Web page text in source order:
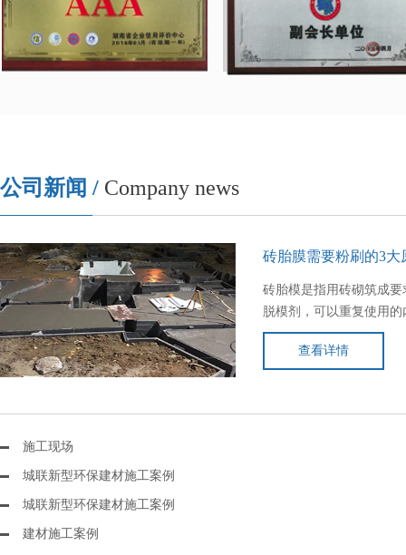
公司新闻 / Company news
砖胎膜需要粉刷的3大
砖胎模是指用砖砌筑成
脱模剂，可以重复使用
用的砌体。砖胎膜需要
查看详情
施工现场
城联新型环保建材施工案例
城联新型环保建材施工案例
建材施工案例